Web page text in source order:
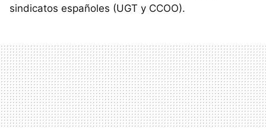
sindicatos españoles (UGT y CCOO).